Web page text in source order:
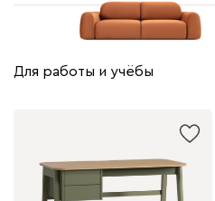
Для работы и учёбы